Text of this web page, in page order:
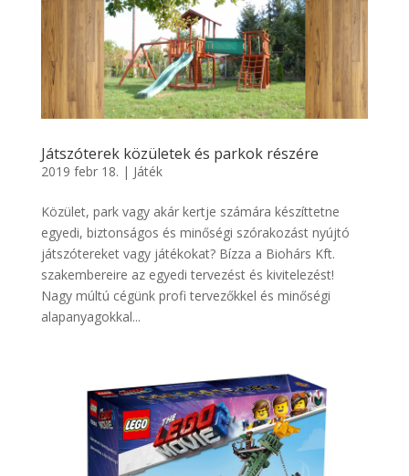
Játszóterek közületek és parkok részére
2019 febr 18. | Játék
Közület, park vagy akár kertje számára készíttetne
egyedi, biztonságos és minőségi szórakozást nyújtó
játszótereket vagy játékokat? Bízza a Biohárs Kft.
szakembereire az egyedi tervezést és kivitelezést!
Nagy múltú cégünk profi tervezőkkel és minőségi
alapanyagokkal...